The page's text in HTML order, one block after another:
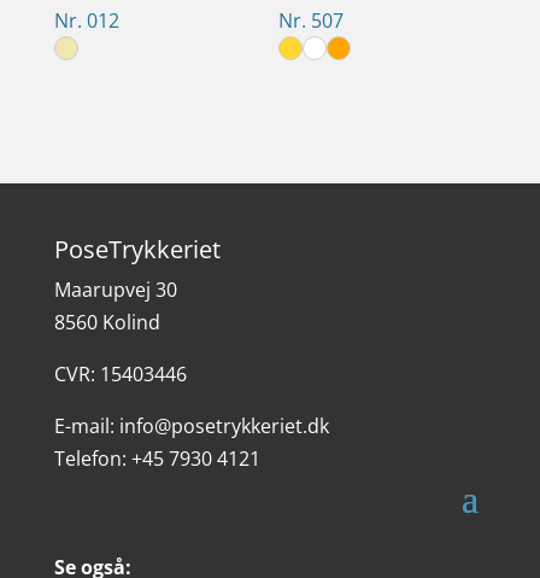
Nr. 012 Nr. 507
PoseTrykkeriet
Maarupvej 30
8560 Kolind
CVR: 15403446
E-mail: info@posetrykkeriet.dk
Telefon: +45 7930 4121
Se også: